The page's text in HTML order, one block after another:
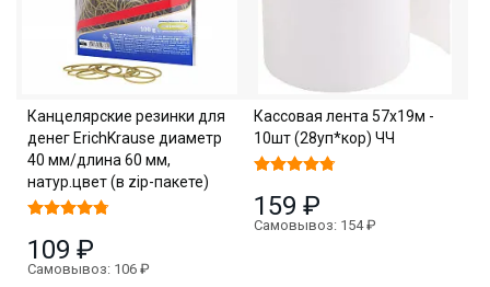
Канцелярские резинки для
денег ErichKrause диаметр
40 мм/длина 60 мм,
натур.цвет (в zip-пакете)
109 ₽
Самовывоз: 106 ₽
Кассовая лента 57х19м -
10шт (28уп*кор) ЧЧ
159 ₽
Самовывоз: 154 ₽